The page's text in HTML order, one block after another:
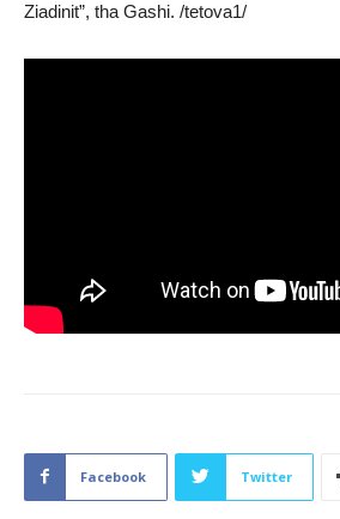
Ziadinit”, tha Gashi. /tetova1/
Facebook Twitter